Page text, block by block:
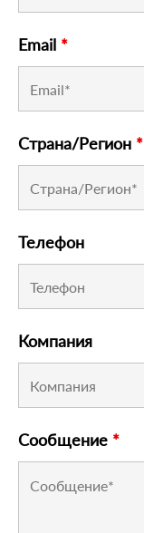
Email *
Страна/Регион *
Телефон
Компания
Сообщение *